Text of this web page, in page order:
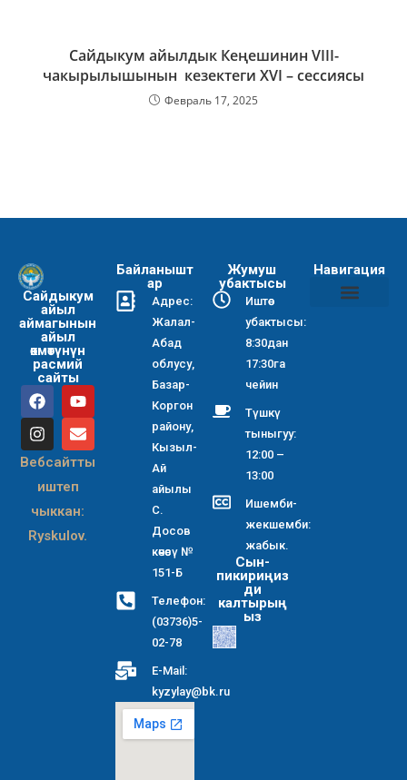
Сайдыкум айылдык Кеңешинин VIII-
чакырылышынын кезектеги XVI – сессиясы
Февраль 17, 2025
Сайдыкум
айыл
аймагынын
айыл
өкмөтүнүн
расмий
сайты
Вебсайтты
иштеп
чыккан:
Ryskulov.
Байланышт
ар
Адрес:
Жалал-
Абад
облусу,
Базар-
Коргон
району,
Кызыл-
Ай
айылы
С.
Досов
көчөсү №
151-Б
Телефон:
(03736)5-
02-78
E-Mail:
kyzylay@bk.ru
Жумуш
убактысы
Иштөө
убактысы:
8:30дан
17:30га
чейин
Түшкү
тыныгуу:
12:00 –
13:00
Ишемби-
жекшемби:
жабык.
Сын-
пикириңиз
ди
калтырың
ыз
Навигация